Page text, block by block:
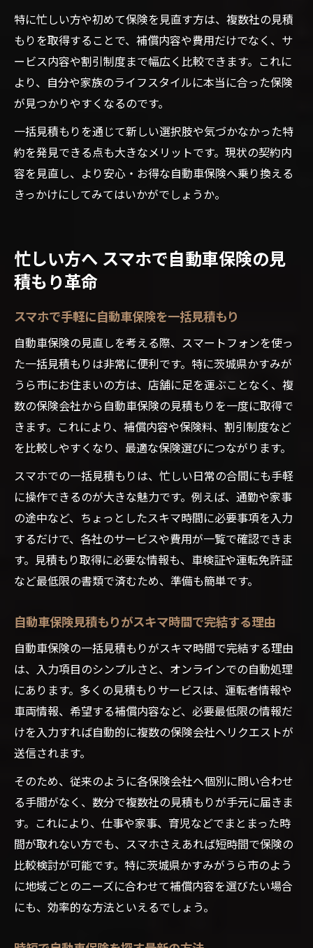
特に忙しい方や初めて保険を見直す方は、複数社の見積
もりを取得することで、補償内容や費用だけでなく、サ
ービス内容や割引制度まで幅広く比較できます。これに
より、自分や家族のライフスタイルに本当に合った保険
が見つかりやすくなるのです。
一括見積もりを通じて新しい選択肢や気づかなかった特
約を発見できる点も大きなメリットです。現状の契約内
容を見直し、より安心・お得な自動車保険へ乗り換える
きっかけにしてみてはいかがでしょうか。
忙しい方へ スマホで自動車保険の見
積もり革命
スマホで手軽に自動車保険を一括見積もり
自動車保険の見直しを考える際、スマートフォンを使っ
た一括見積もりは非常に便利です。特に茨城県かすみが
うら市にお住まいの方は、店舗に足を運ぶことなく、複
数の保険会社から自動車保険の見積もりを一度に取得で
きます。これにより、補償内容や保険料、割引制度など
を比較しやすくなり、最適な保険選びにつながります。
スマホでの一括見積もりは、忙しい日常の合間にも手軽
に操作できるのが大きな魅力です。例えば、通勤や家事
の途中など、ちょっとしたスキマ時間に必要事項を入力
するだけで、各社のサービスや費用が一覧で確認できま
す。見積もり取得に必要な情報も、車検証や運転免許証
など最低限の書類で済むため、準備も簡単です。
自動車保険見積もりがスキマ時間で完結する理由
自動車保険の一括見積もりがスキマ時間で完結する理由
は、入力項目のシンプルさと、オンラインでの自動処理
にあります。多くの見積もりサービスは、運転者情報や
車両情報、希望する補償内容など、必要最低限の情報だ
けを入力すれば自動的に複数の保険会社へリクエストが
送信されます。
そのため、従来のように各保険会社へ個別に問い合わせ
る手間がなく、数分で複数社の見積もりが手元に届きま
す。これにより、仕事や家事、育児などでまとまった時
間が取れない方でも、スマホさえあれば短時間で保険の
比較検討が可能です。特に茨城県かすみがうら市のよう
に地域ごとのニーズに合わせて補償内容を選びたい場合
にも、効率的な方法といえるでしょう。